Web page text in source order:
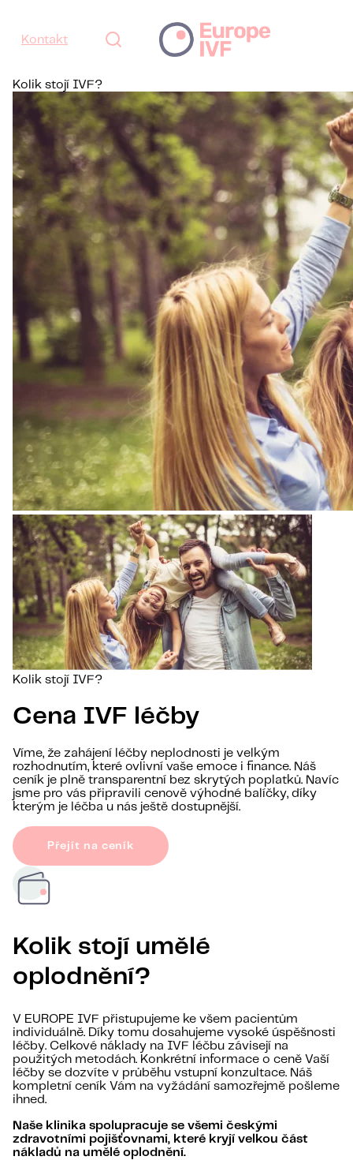
Kontakt
Kolik stojí IVF?
Kolik stojí IVF?
Cena IVF léčby
Víme, že zahájení léčby neplodnosti je velkým
rozhodnutím, které ovlivní vaše emoce i finance. Náš
ceník je plně transparentní bez skrytých poplatků. Navíc
jsme pro vás připravili cenově výhodné balíčky, díky
kterým je léčba u nás ještě dostupnější.
Přejít na ceník
Kolik stojí umělé
oplodnění?
V EUROPE IVF přistupujeme ke všem pacientům
individuálně. Díky tomu dosahujeme vysoké úspěšnosti
léčby. Celkové náklady na IVF léčbu závisejí na
použitých metodách. Konkrétní informace o ceně Vaší
léčby se dozvíte v průběhu vstupní konzultace. Náš
kompletní ceník Vám na vyžádání samozřejmě pošleme
ihned.
Naše klinika spolupracuje se všemi českými
zdravotními pojišťovnami, které kryjí velkou část
nákladů na umělé oplodnění.